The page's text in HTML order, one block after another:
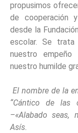
propusimos
de cooperación
desde la
escolar. Se trata
nuestro
nuestro humilde
El nombre de la
“Cántico de las
–«Alabado seas,
Asís.